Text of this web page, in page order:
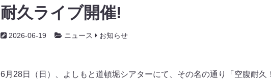
耐久ライブ開催!
2026-06-19 ニュース お知らせ
6月28日（日）、よしもと道頓堀シアターにて、その名の通り「空腹耐